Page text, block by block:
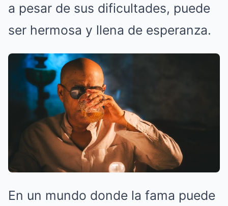
a pesar de sus dificultades, puede
ser hermosa y llena de esperanza.
En un mundo donde la fama puede